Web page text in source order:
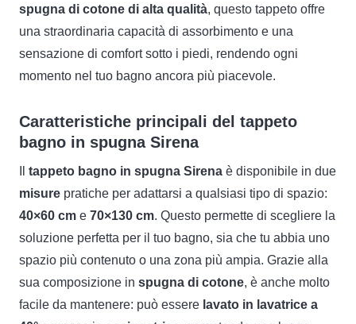
spugna di cotone di alta qualità, questo tappeto offre
una straordinaria capacità di assorbimento e una
sensazione di comfort sotto i piedi, rendendo ogni
momento nel tuo bagno ancora più piacevole.
Caratteristiche principali del tappeto
bagno in spugna Sirena
tappeto bagno in spugna Sirena è disponibile in due
misure pratiche per adattarsi a qualsiasi tipo di spazio:
40×60 cm e 70×130 cm. Questo permette di scegliere la
soluzione perfetta per il tuo bagno, sia che tu abbia uno
spazio più contenuto o una zona più ampia. Grazie alla
sua composizione in spugna di cotone, è anche molto
facile da mantenere: può essere lavato in lavatrice a